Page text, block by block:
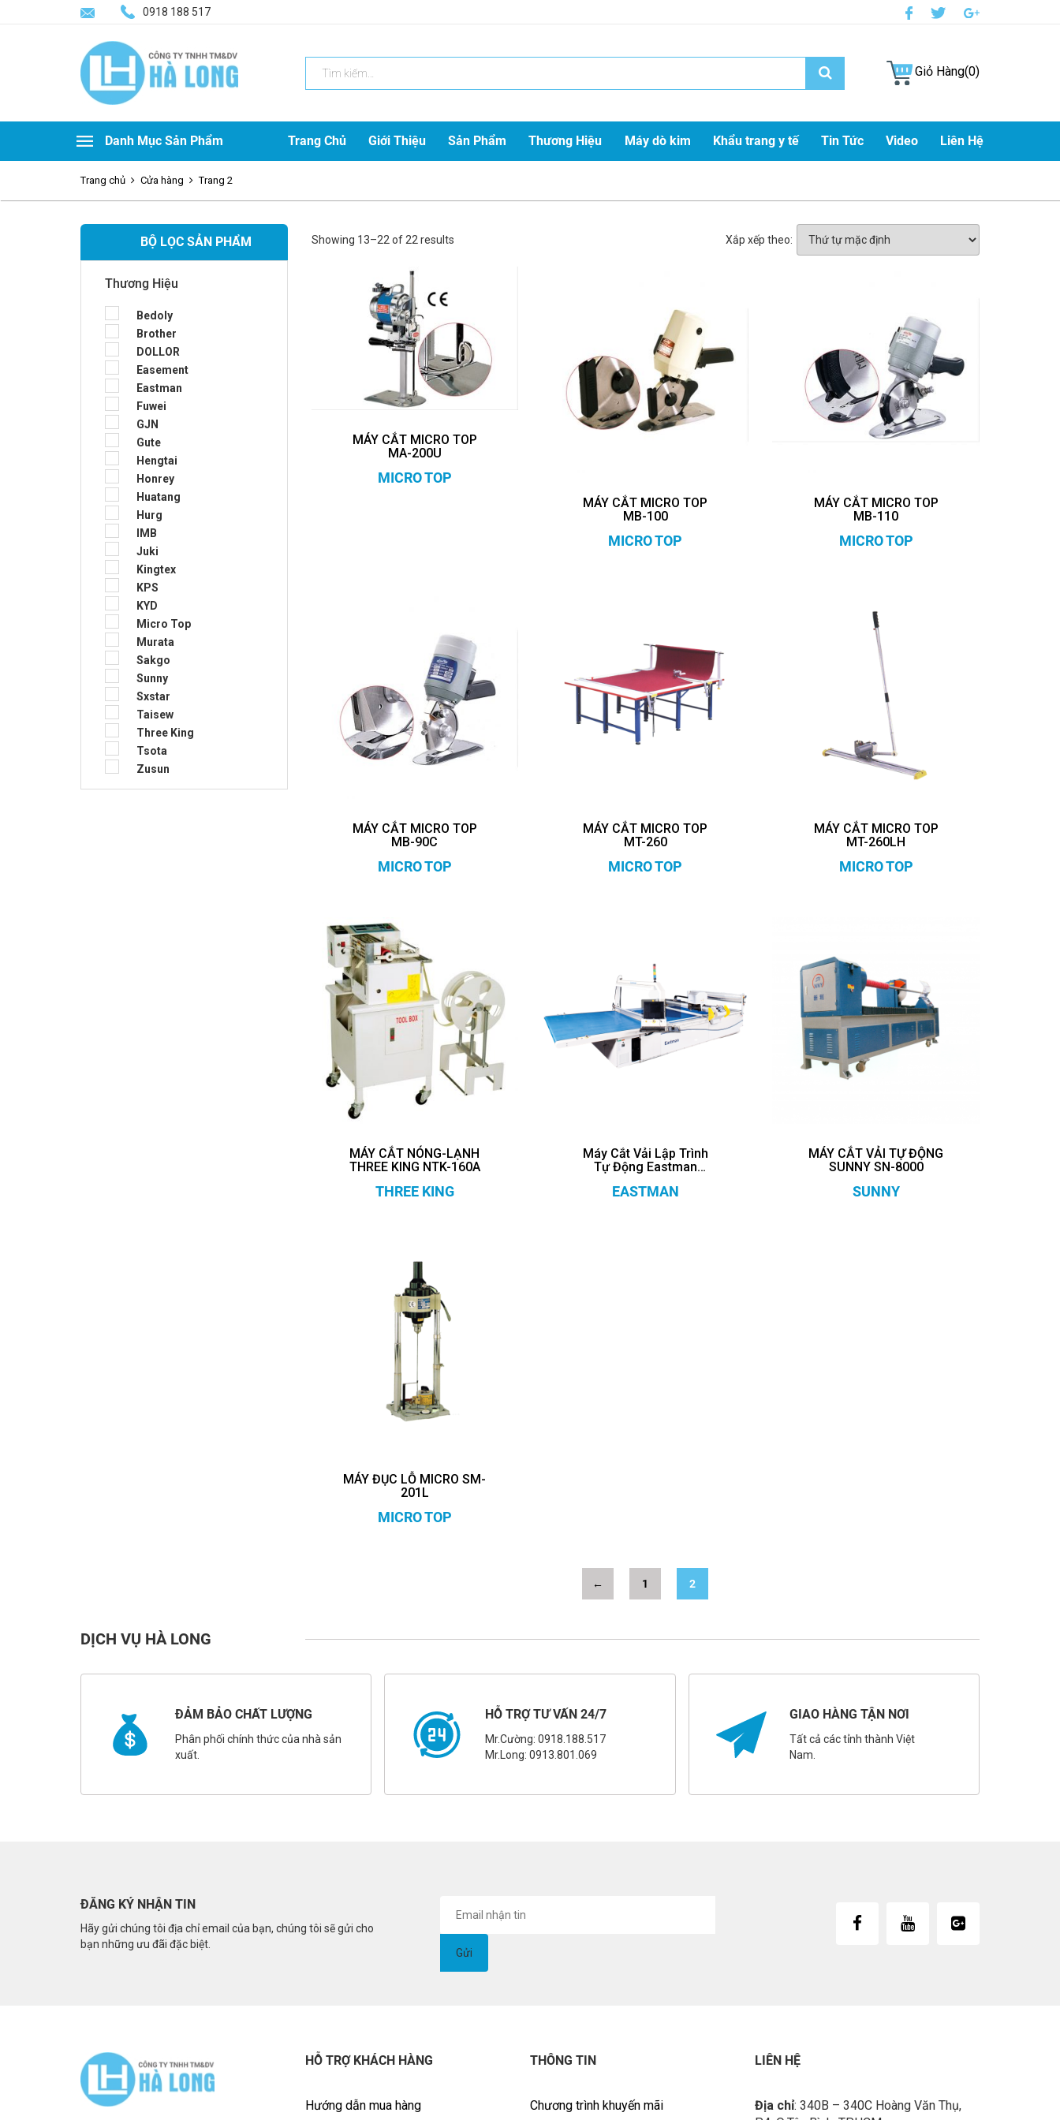
0918 188 517
Giỏ Hàng(0)
Danh Mục Sản Phẩm Trang Chủ Giới Thiệu Sản Phẩm Thương Hiệu Máy dò kim Khẩu trang y tế Tin Tức Video Liên Hệ
Trang chủ Cửa hàng Trang 2
BỘ LỌC SẢN PHẨM
Thương Hiệu
Bedoly
Brother
DOLLOR
Easement
Eastman
Fuwei
GJN
Gute
Hengtai
Honrey
Huatang
Hurg
IMB
Juki
Kingtex
KPS
KYD
Micro Top
Murata
Sakgo
Sunny
Sxstar
Taisew
Three King
Tsota
Zusun
Showing 13–22 of 22 results Xắp xếp theo:
MÁY CẮT MICRO TOP
MA-200U
MICRO TOP
MÁY CẮT MICRO TOP
MB-100
MICRO TOP
MÁY CẮT MICRO TOP
MB-110
MICRO TOP
MÁY CẮT MICRO TOP
MB-90C
MICRO TOP
MÁY CẮT MICRO TOP
MT-260
MICRO TOP
MÁY CẮT MICRO TOP
MT-260LH
MICRO TOP
MÁY CẮT NÓNG-LẠNH
THREE KING NTK-160A
THREE KING
Máy Cắt Vải Lập Trình
Tự Động Eastman
EASTMAN
MÁY CẮT VẢI TỰ ĐỘNG
SUNNY SN-8000
SUNNY
MÁY ĐỤC LỖ MICRO SM-
201L
MICRO TOP
← 1 2
DỊCH VỤ HÀ LONG
ĐẢM BẢO CHẤT LƯỢNG
Phân phối chính thức của nhà sản
xuất.
HỖ TRỢ TƯ VẤN 24/7
Mr.Cường: 0918.188.517
Mr.Long: 0913.801.069
GIAO HÀNG TẬN NƠI
Tất cả các tỉnh thành Việt
Nam.
ĐĂNG KÝ NHẬN TIN
Hãy gửi chúng tôi địa chỉ email của bạn, chúng tôi sẽ gửi cho
bạn những ưu đãi đặc biệt.
HỖ TRỢ KHÁCH HÀNG
Hướng dẫn mua hàng
THÔNG TIN
Chương trình khuyến mãi
LIÊN HỆ
Địa chỉ: 340B – 340C Hoàng Văn Thụ,